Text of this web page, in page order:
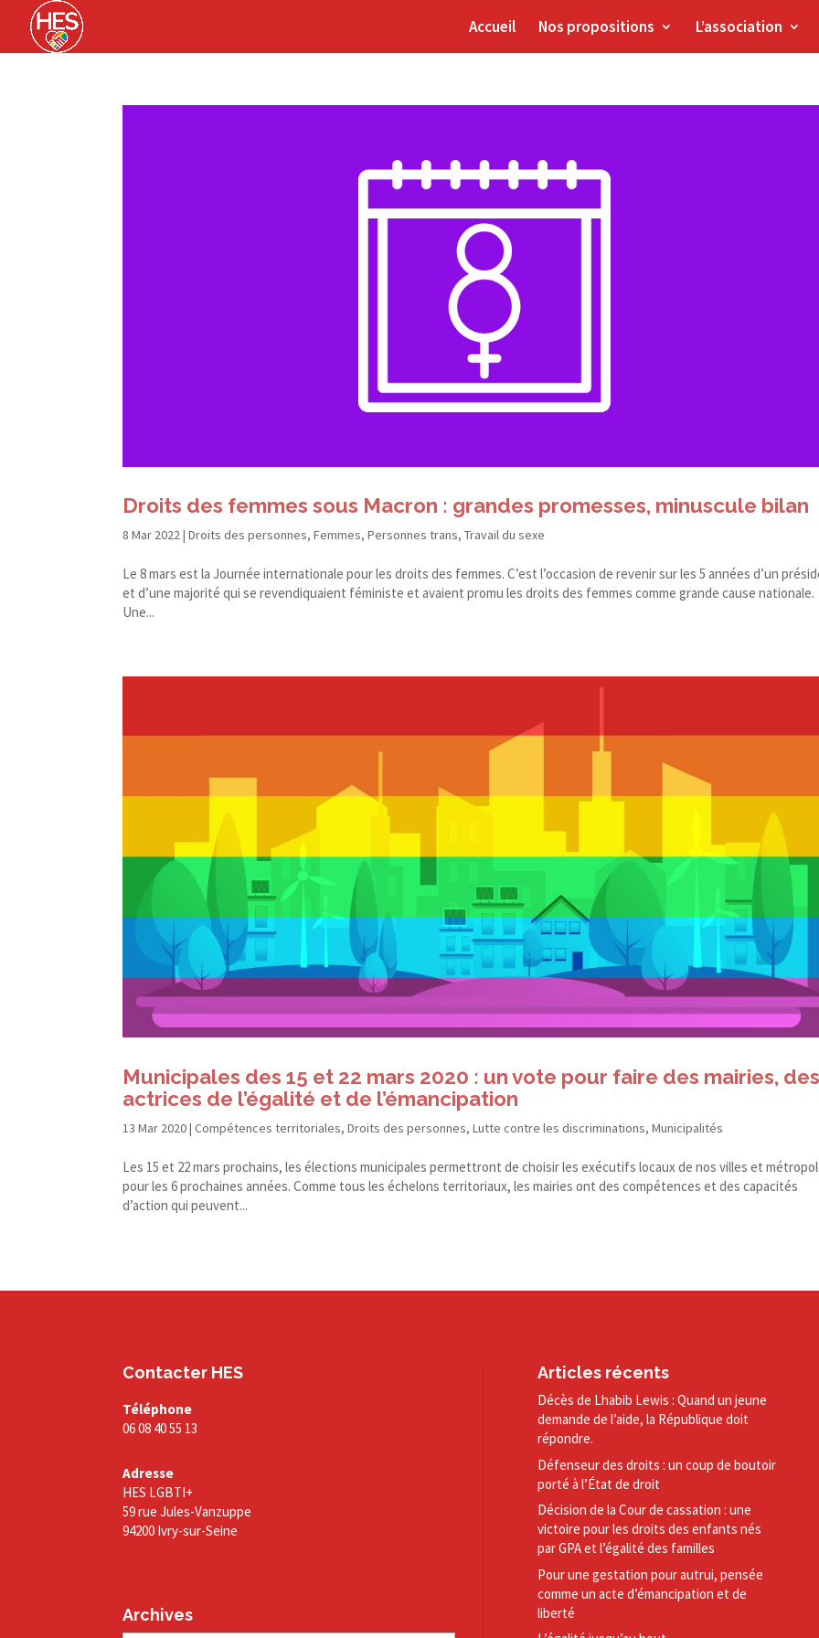
Accueil Nos propositions L’association
Droits des femmes sous Macron : grandes promesses, minuscule bilan
8 Mar 2022|Droits des personnes,Femmes,Personnes trans,Travail du sexe
Le 8 mars est la Journée internationale pour les droits des femmes. C’est l’occasion de revenir sur les 5 années d’un
et d’une majorité qui se revendiquaient féministe et avaient promu les droits des femmes comme grande cause nationale.
Une...
Municipales des 15 et 22 mars 2020 : un vote pour faire des mairies, des
actrices de l’égalité et de l’émancipation
13 Mar 2020|Compétences territoriales,Droits des personnes,Lutte contre les discriminations,Municipalités
Les 15 et 22 mars prochains, les élections municipales permettront de choisir les exécutifs locaux de nos villes et
pour les 6 prochaines années. Comme tous les échelons territoriaux, les mairies ont des compétences et des capacités
d’action qui peuvent...
Contacter HES
Téléphone
06 08 40 55 13
Adresse
HES LGBTI+
59 rue Jules-Vanzuppe
94200 Ivry-sur-Seine
Archives
Articles récents
Décès de Lhabib Lewis : Quand un jeune
demande de l’aide, la République doit
répondre.
Défenseur des droits : un coup de boutoir
porté à l’État de droit
Décision de la Cour de cassation : une
victoire pour les droits des enfants nés
par GPA et l’égalité des familles
Pour une gestation pour autrui, pensée
comme un acte d’émancipation et de
liberté